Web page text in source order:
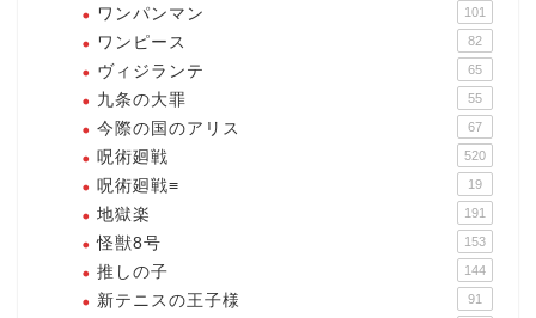
ワンパンマン 101
ワンピース 82
ヴィジランテ 65
九条の大罪 55
今際の国のアリス 67
呪術廻戦 520
呪術廻戦≡ 19
地獄楽 191
怪獣8号 153
推しの子 144
新テニスの王子様 91